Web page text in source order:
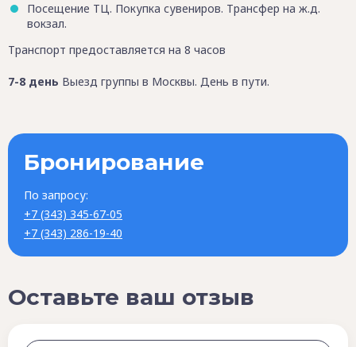
Посещение ТЦ. Покупка сувениров. Трансфер на ж.д.
вокзал.
Транспорт предоставляется на 8 часов
7-8 день Выезд группы в Москвы. День в пути.
Бронирование
По запросу:
+7 (343) 345-67-05
+7 (343) 286-19-40
Оставьте ваш отзыв